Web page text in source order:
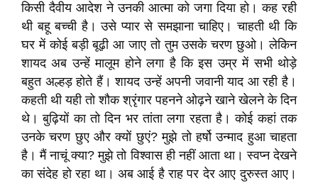
किसी दैवीय आदेश ने उनकी आत्मा को जगा दिया हो। कह रही
थी बहू बच्ची है। उसे प्यार से समझाना चाहिए। चाहती थी कि
घर में कोई बड़ी बूढ़ी आ जाए तो तुम उसके चरण छुओ। लेकिन
शायद अब उन्हें मालूम होने लगा है कि इस उम्र में सभी थोड़े
बहुत अल्हड़ होते हैं। शायद उन्हें अपनी जवानी याद आ रही है।
कहती थी यही तो शौक श्रृंगार पहनने ओढ़ने खाने खेलने के दिन
थे। बुढ़ियों का तो दिन भर तांता लगा रहता है। कोई कहां तक
उनके चरण छुए और क्यों छुएं? मुझे तो हर्षो उन्माद हुआ चाहता
है। मैं नाचूं क्या? मुझे तो विश्वास ही नहीं आता था। स्वप्न देखने
का संदेह हो रहा था। अब आई है राह पर देर आए दुरुस्त आए।